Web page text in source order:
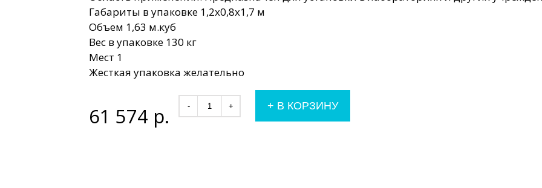
Габариты в упаковке 1,2х0,8х1,7 м
Объем 1,63 м.куб
Вес в упаковке 130 кг
Мест 1
Жесткая упаковка желательно
61 574 р. - + + В КОРЗИНУ